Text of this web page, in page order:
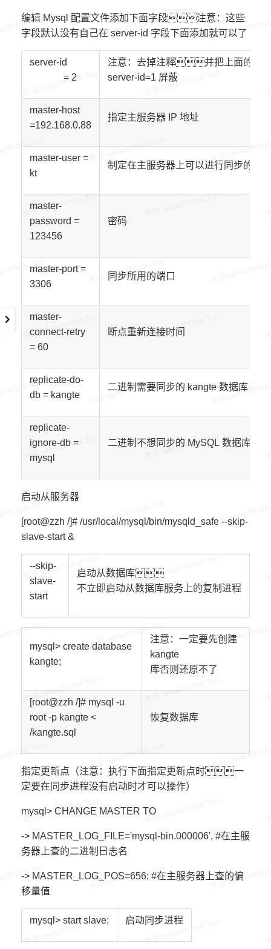
编辑 Mysql 配置文件添加下面字段注意：这些
字段默认没有自己在 server-id 字段下面添加就可以了
server-id
= 2
注意：去掉注释并把上面的
server-id=1 屏蔽
master-host
=192.168.0.88
指定主服务器 IP 地址
master-user =
kt
制定在主服务器上可以进行同步的用
master-
password =
123456
密码
master-port =
3306
同步所用的端口
master-
connect-retry
= 60
断点重新连接时间
replicate-do-
db = kangte
二进制需要同步的 kangte 数据库
replicate-
ignore-db =
mysql
二进制不想同步的 MySQL 数据库
启动从服务器
[root@zzh /]# /usr/local/mysql/bin/mysqld_safe --skip-
slave-start &
--skip-
slave-
start
启动从数据库
不立即启动从数据库服务上的复制进程
mysql> create database
kangte;
注意：一定要先创建
kangte
库否则还原不了
[root@zzh /]# mysql -u
root -p kangte <
/kangte.sql
恢复数据库
指定更新点（注意：执行下面指定更新点时一
定要在同步进程没有启动时才可以操作）
mysql> CHANGE MASTER TO
-> MASTER_LOG_FILE='mysql-bin.000006', #在主服
务器上查的二进制日志名
-> MASTER_LOG_POS=656; #在主服务器上查的偏
移量值
mysql> start slave; 启动同步进程